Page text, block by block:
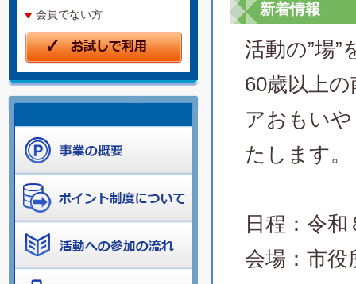
会員でない方 新着情報
活動の”場”
60歳以上
アおもい
たします。
日程：令
会場：市